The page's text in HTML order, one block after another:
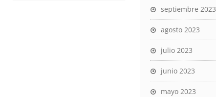
septiembre 2023
agosto 2023
julio 2023
junio 2023
mayo 2023